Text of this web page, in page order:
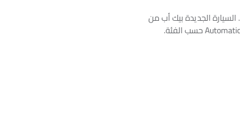
تتوفر ميتسوبيشي L200 بمحرك 3 Petrol و 7 Diesel في Saudi Arabia. السيارة الجديدة بيك أب من
ميتسوبيشي تأتي بإجمالي 10 فئة. يتوفر L200 بناقل حركة Manual وAutomatic حسب الفئة.